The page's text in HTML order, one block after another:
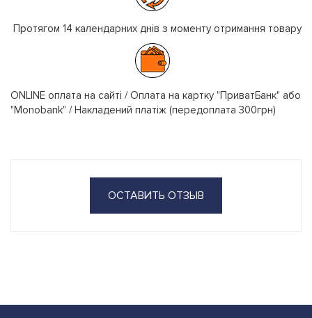
Протягом 14 календарних днів з моменту отримання товару
ONLINE оплата на сайті / Оплата на картку "ПриватБанк" або
"Monobank" / Накладений платіж (передоплата 300грн)
ОСТАВИТЬ ОТЗЫВ